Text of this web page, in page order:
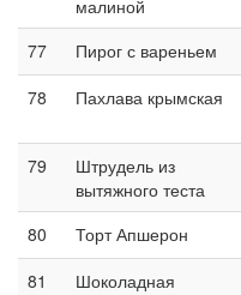
малиной
77 Пирог с вареньем
78
Пахлава крымская
79
Штрудель из
вытяжного теста
80 Торт Апшерон
81
Шоколадная